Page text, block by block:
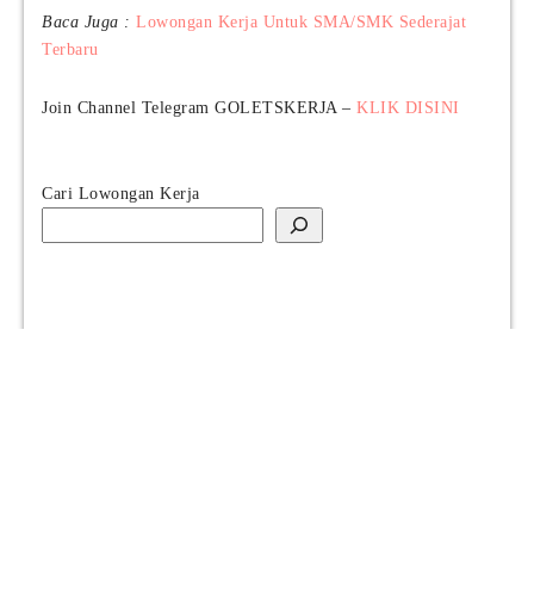
Baca Juga : Lowongan Kerja Untuk SMA/SMK Sederajat
Terbaru
Join Channel Telegram GOLETSKERJA – KLIK DISINI
Cari Lowongan Kerja